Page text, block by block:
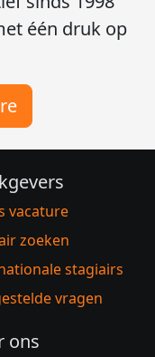
sinds 1998
vacature
zoeken
vragen